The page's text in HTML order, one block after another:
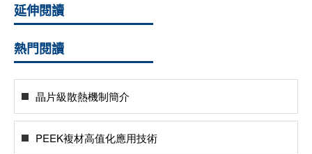
延伸閱讀
熱門閱讀
晶片級散熱機制簡介
PEEK複材高值化應用技術